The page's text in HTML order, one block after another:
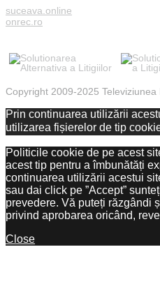
suceava.online
onrec.ro
Copyright 2009-2025 Televiziunea
Prin continuarea utilizării
utilizarea fișierelor de tip
Politicile cookie de pe acest
acest tip pentru a îmbunătăți
continuarea utilizării acestui
sau dai click pe ”Accept”
prevedere. Vă puteți răzgândi
privind aprobarea oricând,
Close